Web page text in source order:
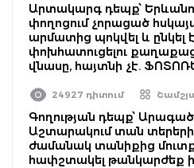
Արտակարգ դեպք՝
փողոցում չորացած
արմատից պոկվել և ընկել
փոխհատուցելու
վնասը, հայտնի չէ.
24927 դիտում
Գողության դեպք՝
Աշտարակում տան
ժամանակ տանիքից մուտք
հափշտակել թանկարժեք